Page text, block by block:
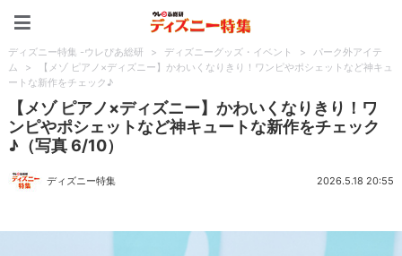
ディズニー特集 -ウレぴあ総研 > ディズニーグッズ・イベント >
パーク外アイテ
ム
>
【メゾ ピアノ×ディズニー】かわいくなりきり！ワンピやポシェットなど神キュ
ートな新作をチェック♪
【メゾ ピアノ×ディズニー】かわいくなりきり！ワ
ンピやポシェットなど神キュートな新作をチェック
♪（写真 6/10）
ディズニー特集 2026.5.18 20:55